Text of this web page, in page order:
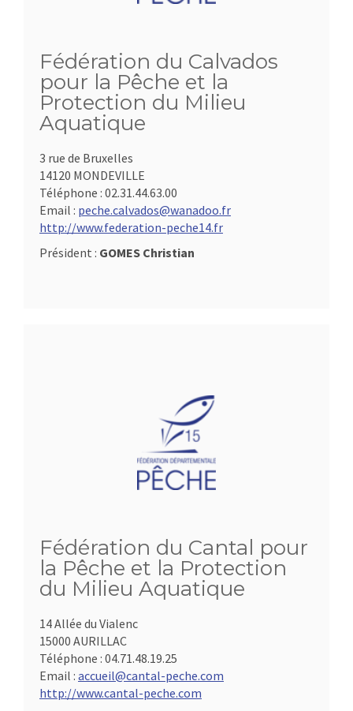
Fédération du Calvados
pour la Pêche et la
Protection du Milieu
Aquatique
3 rue de Bruxelles
14120 MONDEVILLE
Téléphone : 02.31.44.63.00
Email : peche.calvados@wanadoo.fr
http://www.federation-peche14.fr
Président : GOMES Christian
Fédération du Cantal pour
la Pêche et la Protection
du Milieu Aquatique
14 Allée du Vialenc
15000 AURILLAC
Téléphone : 04.71.48.19.25
Email : accueil@cantal-peche.com
http://www.cantal-peche.com